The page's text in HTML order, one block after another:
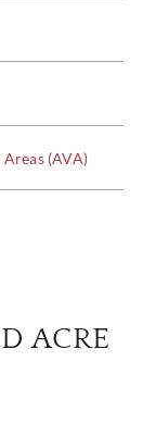
(AVA)
ACRE